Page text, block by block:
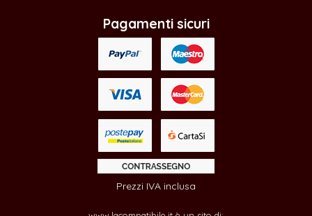
Pagamenti sicuri
Prezzi IVA inclusa